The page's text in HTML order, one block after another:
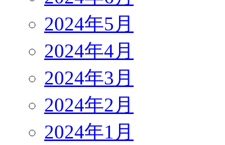
2024年5月
2024年4月
2024年3月
2024年2月
2024年1月